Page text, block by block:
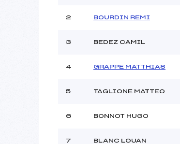
Pénalité appliquée :
Catégorie :
2 BOURDIN REMI
3 BEDEZ CAMIL
4 GRAPPE MATTHIAS
5 TAGLIONE MATTEO
6 BONNOT HUGO
7 BLANC LOUAN